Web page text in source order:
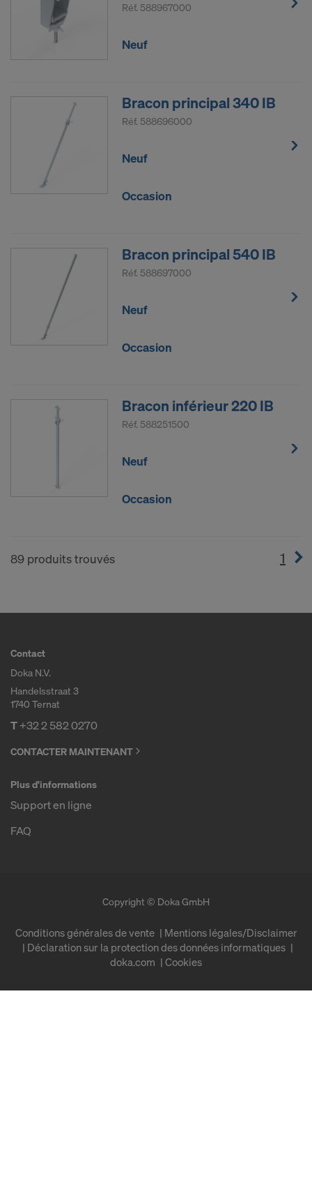
Réf. 588967000
Neuf
Bracon principal 340 IB
Réf. 588696000
Neuf
Occasion
Bracon principal 540 IB
Réf. 588697000
Neuf
Occasion
Bracon inférieur 220 IB
Réf. 588251500
Neuf
Occasion
89 produits trouvés 1
Contact
Doka N.V.
Handelsstraat 3
1740 Ternat
T+32 2 582 0270
CONTACTER MAINTENANT
Plus d'informations
Support en ligne
FAQ
Copyright © Doka GmbH
Conditions générales de vente
Mentions légales/Disclaimer
Déclaration sur la protection des données informatiques
doka.com
Cookies